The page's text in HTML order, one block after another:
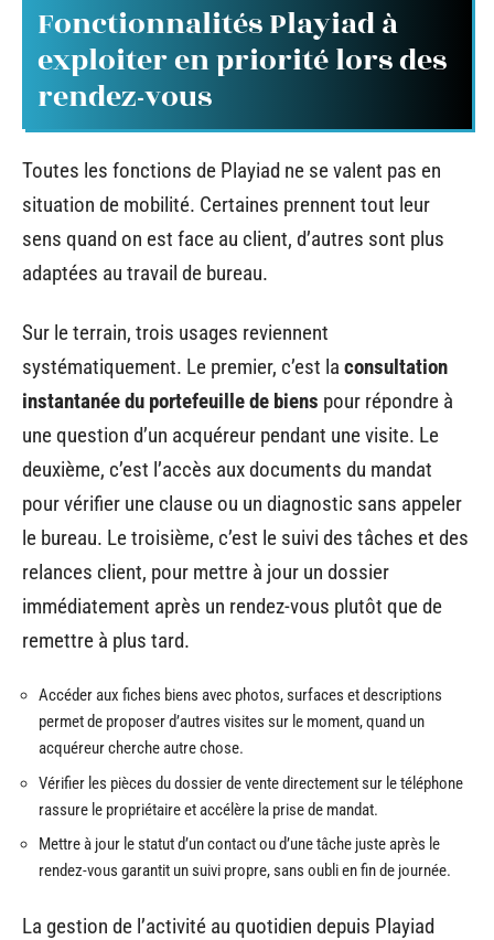
Fonctionnalités Playiad à
exploiter en priorité lors des
rendez-vous
Toutes les fonctions de Playiad ne se valent pas en
situation de mobilité. Certaines prennent tout leur
sens quand on est face au client, d’autres sont plus
adaptées au travail de bureau.
Sur le terrain, trois usages reviennent
systématiquement. Le premier, c’est la consultation
instantanée du portefeuille de biens pour répondre à
une question d’un acquéreur pendant une visite. Le
deuxième, c’est l’accès aux documents du mandat
pour vérifier une clause ou un diagnostic sans appeler
le bureau. Le troisième, c’est le suivi des tâches et des
relances client, pour mettre à jour un dossier
immédiatement après un rendez-vous plutôt que de
remettre à plus tard.
Accéder aux fiches biens avec photos, surfaces et descriptions
permet de proposer d’autres visites sur le moment, quand un
acquéreur cherche autre chose.
Vérifier les pièces du dossier de vente directement sur le téléphone
rassure le propriétaire et accélère la prise de mandat.
Mettre à jour le statut d’un contact ou d’une tâche juste après le
rendez-vous garantit un suivi propre, sans oubli en fin de journée.
La gestion de l’activité au quotidien depuis Playiad